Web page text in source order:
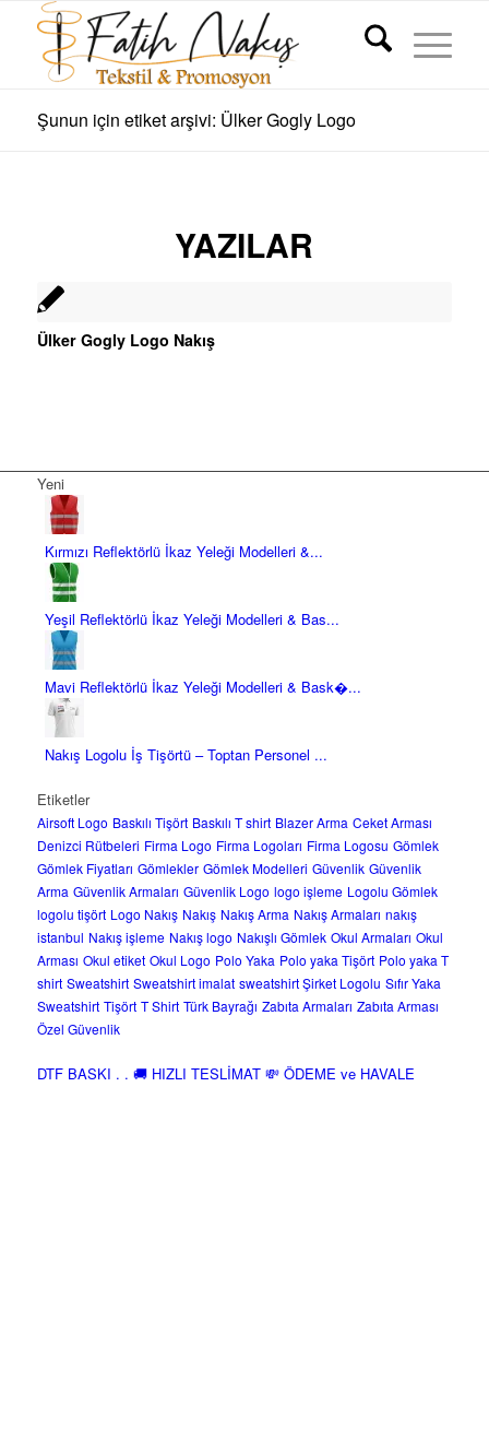
Şunun için etiket arşivi: Ülker Gogly Logo
YAZILAR
Ülker Gogly Logo Nakış
Yeni
Kırmızı Reflektörlü İkaz Yeleği Modelleri &...
Yeşil Reflektörlü İkaz Yeleği Modelleri & Bas...
Mavi Reflektörlü İkaz Yeleği Modelleri & Bask�...
Nakış Logolu İş Tişörtü – Toptan Personel ...
Etiketler
Airsoft Logo Baskılı Tişört Baskılı T shirt Blazer Arma Ceket Arması
Denizci Rütbeleri Firma Logo Firma Logoları Firma Logosu Gömlek
Gömlek Fiyatları Gömlekler Gömlek Modelleri Güvenlik Güvenlik
Arma Güvenlik Armaları Güvenlik Logo logo işleme Logolu Gömlek
logolu tişört Logo Nakış Nakış Nakış Arma Nakış Armaları nakış
istanbul Nakış işleme Nakış logo Nakışlı Gömlek Okul Armaları Okul
Arması Okul etiket Okul Logo Polo Yaka Polo yaka Tişört Polo yaka T
shirt Sweatshirt Sweatshirt imalat sweatshirt Şirket Logolu Sıfır Yaka
Sweatshirt Tişört T Shirt Türk Bayrağı Zabıta Armaları Zabıta Arması
Özel Güvenlik
DTF BASKI . . 🚚 HIZLI TESLİMAT 💸 ÖDEME ve HAVALE